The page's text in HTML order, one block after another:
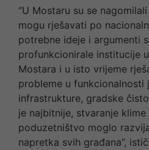
“U Mostaru su se
mogu rješavati po
potrebne ideje i argumenti
profunkcionirale institucije
Mostara i u isto vrijeme
probleme u funkcionalnosti
infrastrukture, gradske
je najbitnije, stvaranje
poduzetništvo moglo
napretka svih građana”,